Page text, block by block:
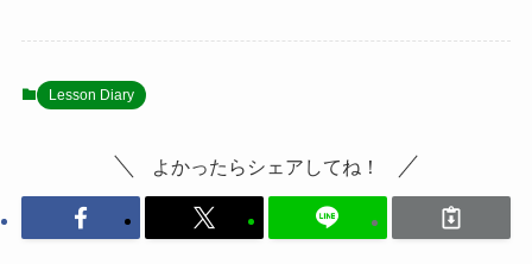
Lesson Diary
よかったらシェアしてね！